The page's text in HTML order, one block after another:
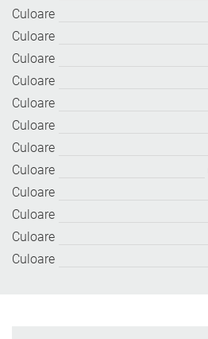
Culoare
Culoare
Culoare
Culoare
Culoare
Culoare
Culoare
Culoare
Culoare
Culoare
Culoare
Culoare